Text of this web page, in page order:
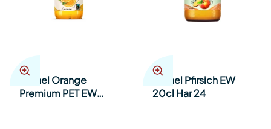
Michel Orange
Premium PET EW
Michel Pfirsich EW
20cl Har 24